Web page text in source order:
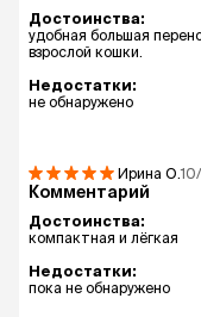
Достоинства:
удобная большая
взрослой кошки.
Недостатки:
не обнаружено
Ирина О.
Комментарий
Достоинства:
компактная и лёгкая
Недостатки:
пока не обнаружено